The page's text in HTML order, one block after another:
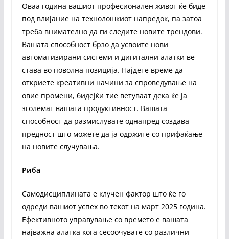
Оваа година вашиот професионален живот ќе биде
под влијание на технолошкиот напредок, па затоа
треба внимателно да ги следите новите трендови.
Вашата способност брзо да усвоите нови
автоматизирани системи и дигитални алатки ве
става во поволна позиција. Најдете време да
откриете креативни начини за спроведување на
овие промени, бидејќи тие ветуваат дека ќе ја
зголемат вашата продуктивност. Вашата
способност да размислувате однапред создава
предност што можете да ја одржите со прифаќање
на новите случувања.
Риба
Самодисциплината е клучен фактор што ќе го
одреди вашиот успех во текот на март 2025 година.
Ефективното управување со времето е вашата
најважна алатка кога сесоочувате со различни